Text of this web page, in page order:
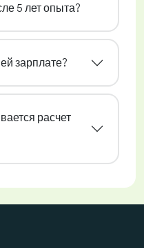
5 лет опыта?
зарплате?
расчет